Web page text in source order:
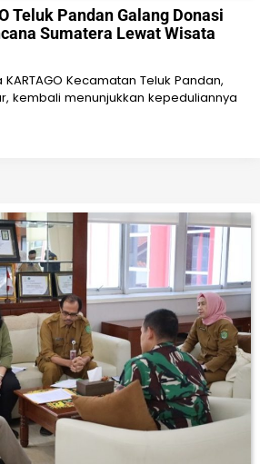
Teluk Pandan Galang Donasi
Sumatera Lewat Wisata
KARTAGO Kecamatan Teluk Pandan,
kembali menunjukkan kepeduliannya